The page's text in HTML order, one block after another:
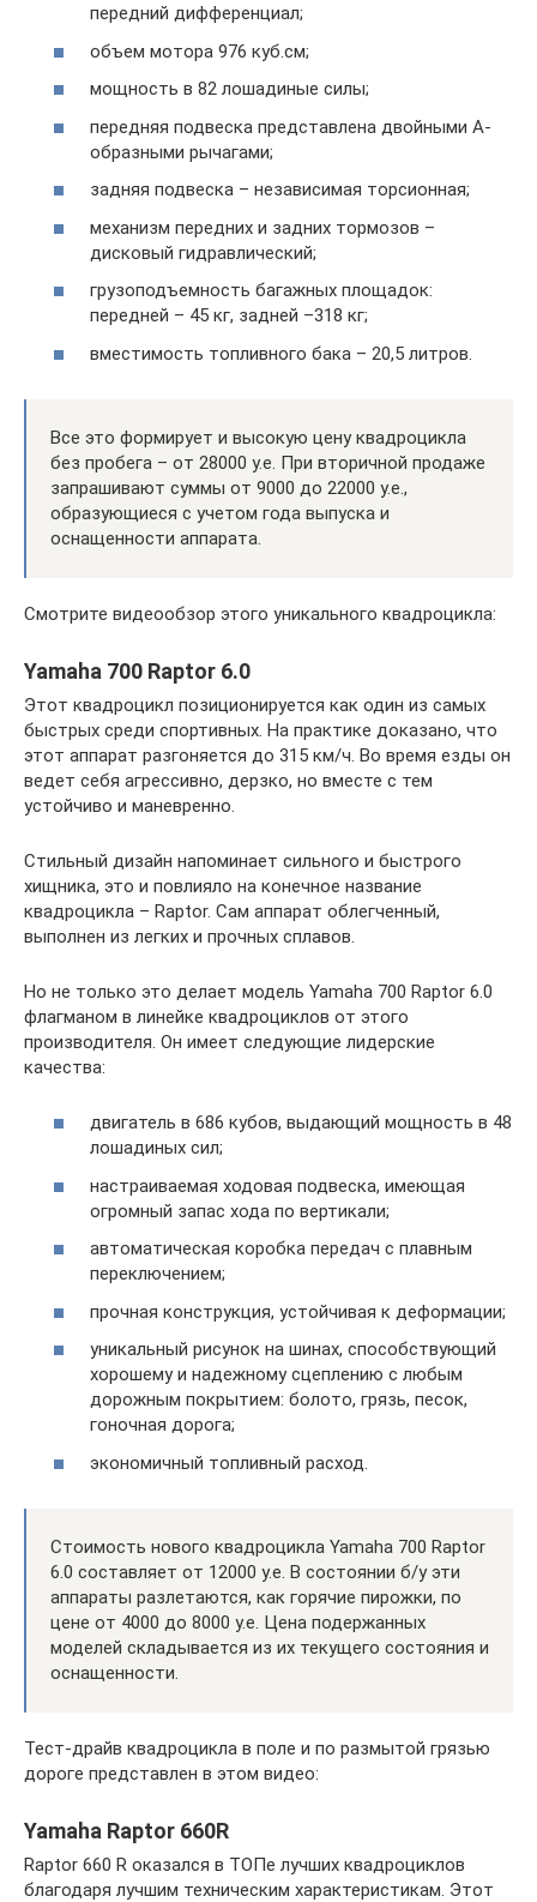
передний дифференциал;
объем мотора 976 куб.см;
мощность в 82 лошадиные силы;
передняя подвеска представлена двойными А-
образными рычагами;
задняя подвеска – независимая торсионная;
механизм передних и задних тормозов –
дисковый гидравлический;
грузоподъемность багажных площадок:
передней – 45 кг, задней –318 кг;
вместимость топливного бака – 20,5 литров.
Все это формирует и высокую цену квадроцикла
без пробега – от 28000 у.е. При вторичной продаже
запрашивают суммы от 9000 до 22000 у.е.,
образующиеся с учетом года выпуска и
оснащенности аппарата.
Смотрите видеообзор этого уникального квадроцикла:
Yamaha 700 Raptor 6.0
Этот квадроцикл позиционируется как один из самых
быстрых среди спортивных. На практике доказано, что
этот аппарат разгоняется до 315 км/ч. Во время езды он
ведет себя агрессивно, дерзко, но вместе с тем
устойчиво и маневренно.
Стильный дизайн напоминает сильного и быстрого
хищника, это и повлияло на конечное название
квадроцикла – Raptor. Сам аппарат облегченный,
выполнен из легких и прочных сплавов.
Но не только это делает модель Yamaha 700 Raptor 6.0
флагманом в линейке квадроциклов от этого
производителя. Он имеет следующие лидерские
качества:
двигатель в 686 кубов, выдающий мощность в 48
лошадиных сил;
настраиваемая ходовая подвеска, имеющая
огромный запас хода по вертикали;
автоматическая коробка передач с плавным
переключением;
прочная конструкция, устойчивая к деформации;
уникальный рисунок на шинах, способствующий
хорошему и надежному сцеплению с любым
дорожным покрытием: болото, грязь, песок,
гоночная дорога;
экономичный топливный расход.
Стоимость нового квадроцикла Yamaha 700 Raptor
6.0 составляет от 12000 у.е. В состоянии б/у эти
аппараты разлетаются, как горячие пирожки, по
цене от 4000 до 8000 у.е. Цена подержанных
моделей складывается из их текущего состояния и
оснащенности.
Тест-драйв квадроцикла в поле и по размытой грязью
дороге представлен в этом видео:
Yamaha Raptor 660R
Raptor 660 R оказался в ТОПе лучших квадроциклов
благодаря лучшим техническим характеристикам. Этот